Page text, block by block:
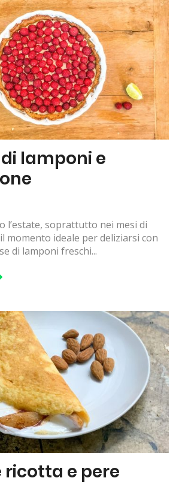
lamponi e
l’estate, soprattutto nei mesi di
momento ideale per deliziarsi con
di lamponi freschi...
e pere